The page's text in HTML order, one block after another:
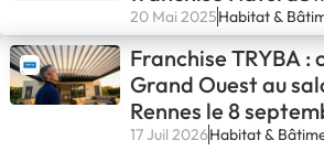
d’Avignon !💪
20 Mai 2025Habitat &
Franchise TRYBA :
Grand Ouest au
Rennes le 8
17 Juil 2026Habitat &